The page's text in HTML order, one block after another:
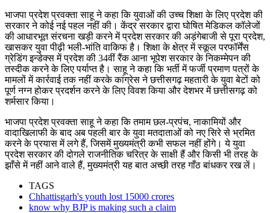
भाजपा प्रदेश प्रवक्ता साहू ने कहा कि युवाओं की उच्च शिक्षा के लिए प्रदेश की
सरकार ने कोई नई पहल नहीं की। केंद्र सरकार द्वारा घोषित मेडिकल कॉलेजों
की आधारभूत संरचना खड़ी करने में प्रदेश सरकार की अड़ंगेबाजी से पूरा प्रदेश,
खासकर युवा पीढ़ी भली-भांति वाकिफ है। शिक्षा के क्षेत्र में स्कूल परफॉर्मेंस
ग्रेडिंग इन्डेक्स में प्रदेश की 34वीं रैंक आना भूपेश सरकार के निकम्मेपन की
तस्दीक करने के लिए पर्याप्त है। साहू ने कहा कि भर्ती में फर्जी प्रमाण पत्रों के
मामलों में कार्रवाई तक नहीं करके कांग्रेस ने छत्तीसगढ़ महतारी के युवा बेटों को
पूर्ण नग्न होकर प्रदर्शन करने के लिए विवश किया और देशभर में छत्तीसगढ़ को
शर्मसार किया।
भाजपा प्रदेश प्रवक्ता साहू ने कहा कि तमाम छल-प्रपंच, नाकामियों और
वादाखिलाफी के बाद अब पहली बार के युवा मतदाताओं को नए सिरे से भ्रमित
करने के प्रयास में लगे हैं, जिसमें मुख्यमंत्री कभी सफल नहीं होंगे। ये युवा
प्रदेश सरकार की दोगले राजनीतिक चरित्र के साक्षी हैं और किसी भी तरह के
झाँसे में नहीं आने वाले हैं, मुख्यमंत्री यह बात अच्छी तरह गाँठ बांधकर रख लें।
TAGS
Chhattisgarh's youth lost 15000 crores
know why BJP is making such a claim